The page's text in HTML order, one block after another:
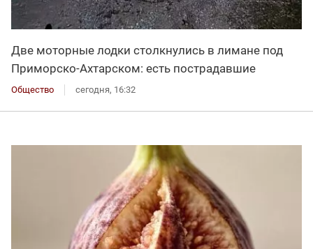
Две моторные лодки столкнулись в лимане под
Приморско-Ахтарском: есть пострадавшие
Общество сегодня, 16:32